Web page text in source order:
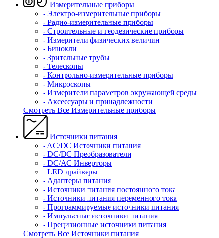
Измерительные приборы
- Электро-измерительные приборы
- Радио-измерительные приборы
- Строительные и геодезические приборы
- Измерители физических величин
- Бинокли
- Зрительные трубы
- Телескопы
- Контрольно-измерительные приборы
- Микроскопы
- Измерители параметров окружающей среды
- Аксессуары и принадлежности
Смотреть Все Измерительные приборы
Источники питания
- AC/DC Источники питания
- DC/DC Преобразователи
- DC/AC Инверторы
- LED-драйверы
- Адаптеры питания
- Источники питания постоянного тока
- Источники питания переменного тока
- Программируемые источники питания
- Импульсные источники питания
- Прецизионные источники питания
Смотреть Все Источники питания